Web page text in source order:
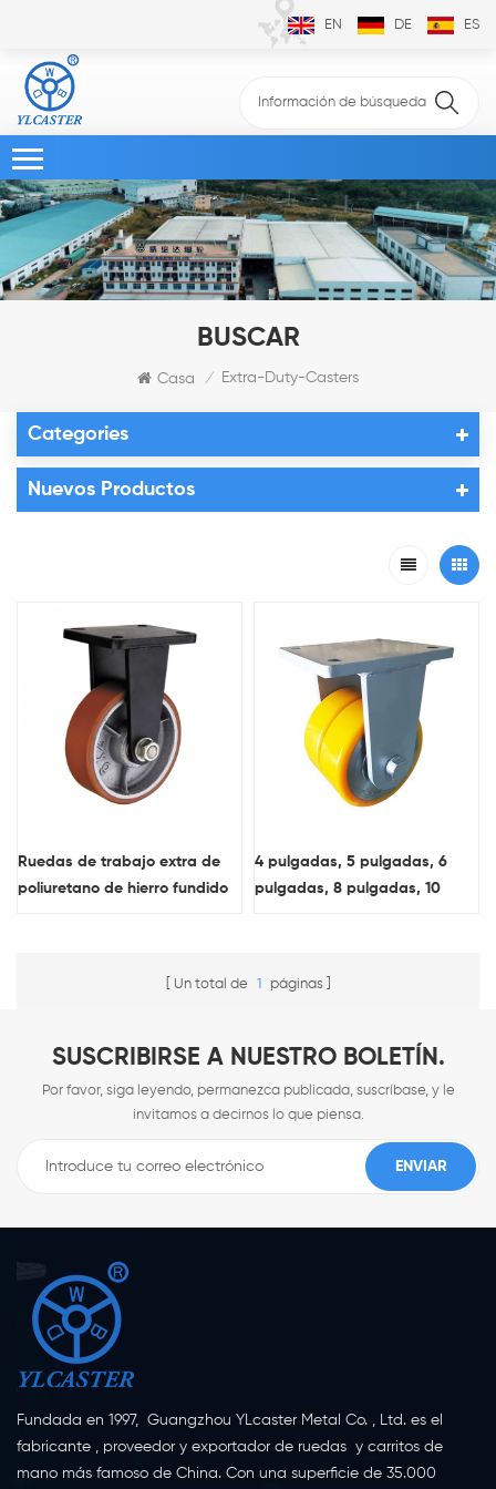
EN DE ES
BUSCAR
Casa / Extra-Duty-Casters
Categories
Nuevos Productos
Ruedas de trabajo extra de
poliuretano de hierro fundido
4 pulgadas, 5 pulgadas, 6
pulgadas, 8 pulgadas, 10
forjado, ruedas industriales de
Un total de 1 páginas
SUSCRIBIRSE A NUESTRO BOLETÍN.
Por favor, siga leyendo, permanezca publicada, suscríbase, y le
invitamos a decirnos lo que piensa.
Fundada en 1997, Guangzhou YLcaster Metal Co. , Ltd. es el
fabricante , proveedor y exportador de ruedas y carritos de
mano más famoso de China. Con una superficie de 35.000